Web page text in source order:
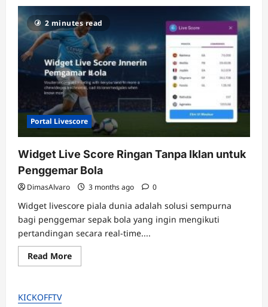
2 minutes read
Portal Livescore
Widget Live Score Ringan Tanpa Iklan untuk
Penggemar Bola
DimasAlvaro 3 months ago 0
Widget livescore piala dunia adalah solusi sempurna
bagi penggemar sepak bola yang ingin mengikuti
pertandingan secara real-time....
Read MoreRead
more
KICKOFFTV